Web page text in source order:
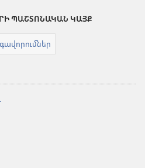
ՊԱՇՏՈՆԱԿԱՆ ԿԱՅՔ